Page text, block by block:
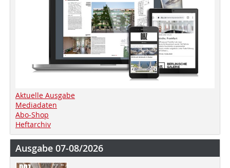
Aktuelle Ausgabe
Mediadaten
Abo-Shop
Heftarchiv
Ausgabe 07-08/2026